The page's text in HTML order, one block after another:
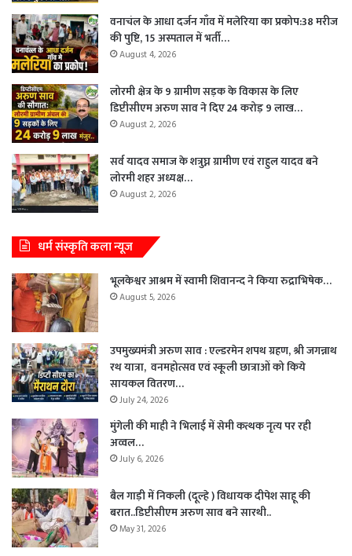
वनाचंल के आधा दर्जन गाँव में मलेरिया का प्रकोप:38 मरीज
की पुष्टि, 15 अस्पताल में भर्ती…
August 4, 2026
लोरमी क्षेत्र के 9 ग्रामीण सड़क के विकास के लिए
डिप्टीसीएम अरुण साव ने दिए 24 करोड़ 9 लाख…
August 2, 2026
सर्व यादव समाज के शत्रुघ्न ग्रामीण एवं राहुल यादव बने
लोरमी शहर अध्यक्ष…
August 2, 2026
धर्म संस्कृति कला न्यूज
भूलकेश्वर आश्रम में स्वामी शिवानन्द ने किया रुद्राभिषेक…
August 5, 2026
उपमुख्यमंत्री अरुण साव : एल्डरमेन शपथ ग्रहण, श्री जगन्नाथ
रथ यात्रा, वनमहोत्सव एवं स्कूली छात्राओं को किये
सायकल वितरण…
July 24, 2026
मुंगेली की माही ने भिलाई में सेमी कत्थक नृत्य पर रही
अव्वल…
July 6, 2026
बैल गाड़ी में निकली (दूल्हे ) विधायक दीपेश साहू की
बरात..डिप्टीसीएम अरुण साव बने सारथी..
May 31, 2026